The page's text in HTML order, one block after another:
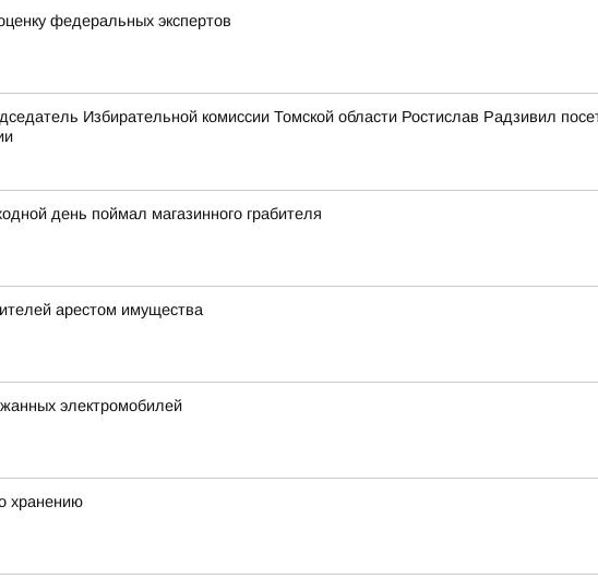
федеральных экспертов
Избирательной комиссии Томской области Ростислав Радзивил
день поймал магазинного грабителя
арестом имущества
электромобилей
хранению